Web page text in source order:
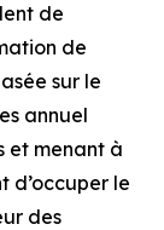
de
de
sur le
annuel
et menant à
d’occuper le
des